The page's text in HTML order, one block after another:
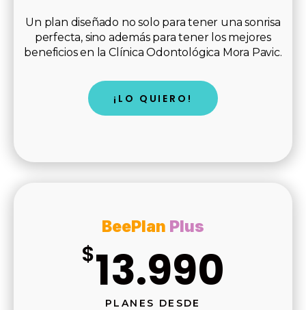
Un plan diseñado no solo para tener una sonrisa
perfecta, sino además para tener los mejores
beneficios en la Clínica Odontológica Mora Pavic.
¡LO QUIERO!
BeePlan Plus
$13.990
PLANES DESDE